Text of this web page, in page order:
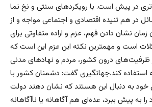
در پیش است. با رویکردهای سنتی و نخ نما
در هم تنیده اقتصادی و اجتماعی مواجه و از
زمان نشان دادن فهم، عزم و اراده متفاوتی برای
است و مهمترین نکته این عزم این است که
درون کشور، مردم و نهادهای مدنی
استفاده کند.جهانگیری گفت: دشمنان کشور با
به دنبال این هستند که نشان دهند دولت
به پیش ببرد، عده‌ای هم آگاهانه یا ناآگاهانه